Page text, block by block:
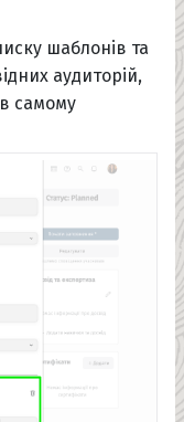
шаблонів та
аудиторій,
самому